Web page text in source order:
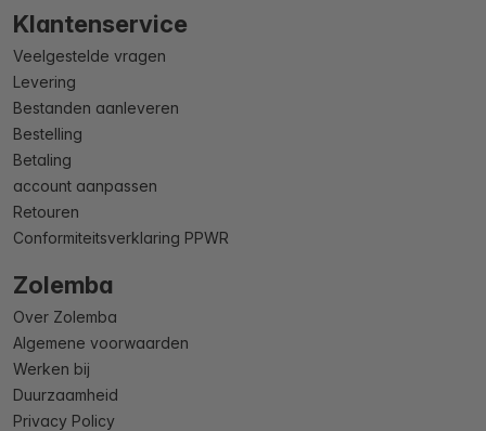
Klantenservice
Veelgestelde vragen
Levering
Bestanden aanleveren
Bestelling
Betaling
account aanpassen
Retouren
Conformiteitsverklaring PPWR
Zolemba
Over Zolemba
Algemene voorwaarden
Werken bij
Duurzaamheid
Privacy Policy